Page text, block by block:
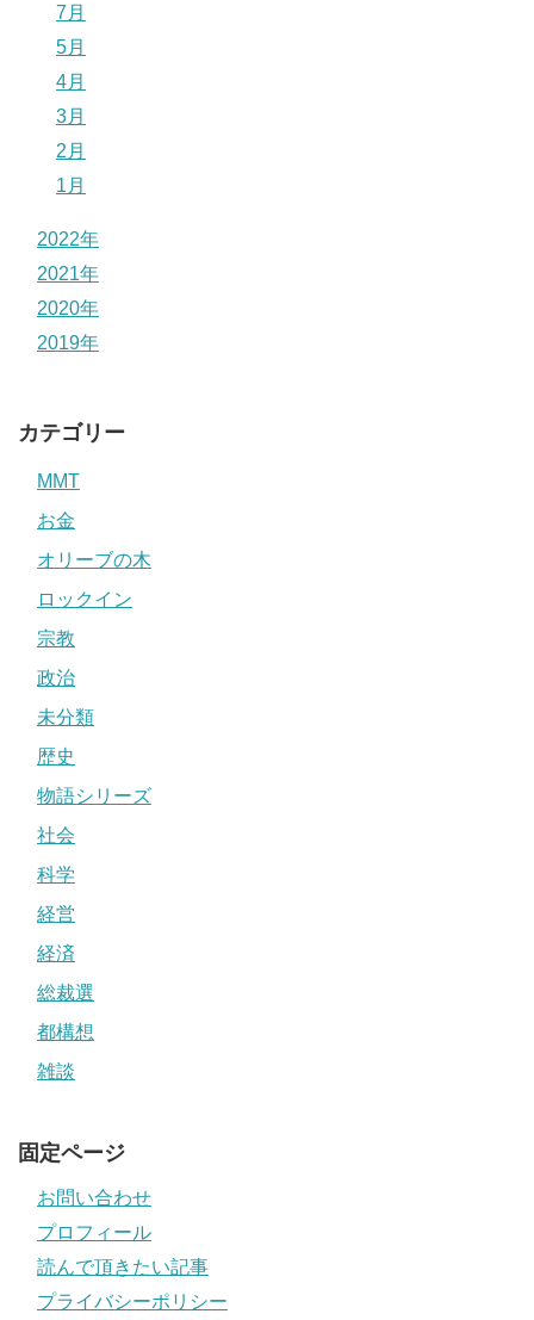
7月
5月
4月
3月
2月
1月
2022年
2021年
2020年
2019年
カテゴリー
MMT
お金
オリーブの木
ロックイン
宗教
政治
未分類
歴史
物語シリーズ
社会
科学
経営
経済
総裁選
都構想
雑談
固定ページ
お問い合わせ
プロフィール
読んで頂きたい記事
プライバシーポリシー